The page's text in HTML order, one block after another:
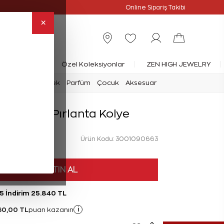
×
Online Sipariş Takibi
Yüzük Özel Koleksiyonlar ZEN HIGH JEWELRY
Erkek Parfüm Çocuk Aksesuar
Kalp Pırlanta Kolye
Ürün Kodu: 3001090663
HEMEN SATIN AL
İndirim 25.840 TL
TL puan kazanın i